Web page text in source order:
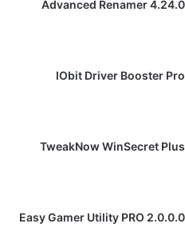
تفعيل برنامج IObit Driver Booster Pro
تفعيل برنامج TweakNow WinSecret Plus